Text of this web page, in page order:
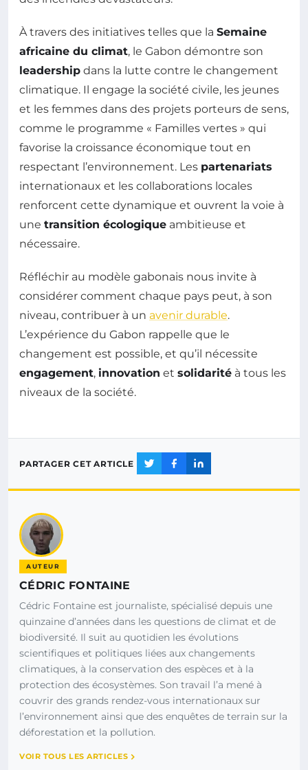
À travers des initiatives telles que la Semaine
africaine du climat, le Gabon démontre son
leadership dans la lutte contre le changement
climatique. Il engage la société civile, les jeunes
et les femmes dans des projets porteurs de sens,
comme le programme « Familles vertes » qui
favorise la croissance économique tout en
respectant l’environnement. Les partenariats
internationaux et les collaborations locales
renforcent cette dynamique et ouvrent la voie à
une transition écologique ambitieuse et
nécessaire.
Réfléchir au modèle gabonais nous invite à
considérer comment chaque pays peut, à son
niveau, contribuer à un avenir durable.
L’expérience du Gabon rappelle que le
changement est possible, et qu’il nécessite
engagement, innovation et solidarité à tous les
niveaux de la société.
PARTAGER CET ARTICLE
AUTEUR
CÉDRIC FONTAINE
Cédric Fontaine est journaliste, spécialisé depuis une
quinzaine d’années dans les questions de climat et de
biodiversité. Il suit au quotidien les évolutions
scientifiques et politiques liées aux changements
climatiques, à la conservation des espèces et à la
protection des écosystèmes. Son travail l’a mené à
couvrir des grands rendez-vous internationaux sur
l’environnement ainsi que des enquêtes de terrain sur la
déforestation et la pollution.
VOIR TOUS LES ARTICLES